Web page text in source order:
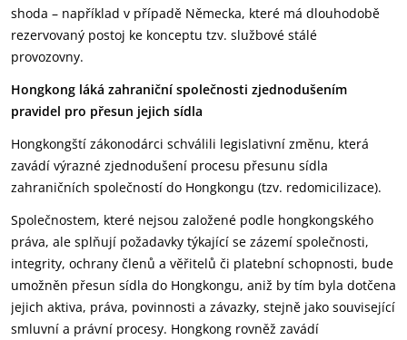
shoda – například v případě Německa, které má dlouhodobě
rezervovaný postoj ke konceptu tzv. službové stálé
provozovny.
Hongkong láká zahraniční společnosti zjednodušením
pravidel pro přesun jejich sídla
Hongkongští zákonodárci schválili legislativní změnu, která
zavádí výrazné zjednodušení procesu přesunu sídla
zahraničních společností do Hongkongu (tzv. redomicilizace).
Společnostem, které nejsou založené podle hongkongského
práva, ale splňují požadavky týkající se zázemí společnosti,
integrity, ochrany členů a věřitelů či platební schopnosti, bude
umožněn přesun sídla do Hongkongu, aniž by tím byla dotčena
jejich aktiva, práva, povinnosti a závazky, stejně jako související
smluvní a právní procesy. Hongkong rovněž zavádí